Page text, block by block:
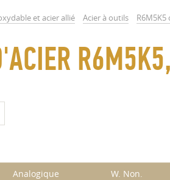
et acier allié Acier à outils R6M5K5
Analogique W. Non.